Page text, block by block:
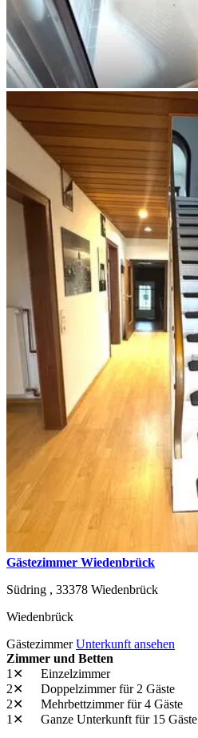
Gästezimmer Wiedenbrück
Südring , 33378 Wiedenbrück
Wiedenbrück
GästezimmerUnterkunft ansehen
Zimmer und Betten
1✕
Einzelzimmer
2✕
Doppelzimmerfür 2 Gäste
2✕
Mehrbettzimmerfür 4 Gäste
1✕
Ganze Unterkunft für 15 Gäste